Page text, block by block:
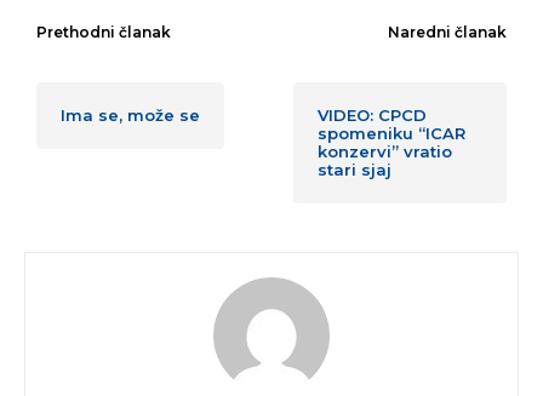
Prethodni članak
Ima se, može se
Naredni članak
VIDEO: CPCD
spomeniku “ICAR
konzervi” vratio
stari sjaj